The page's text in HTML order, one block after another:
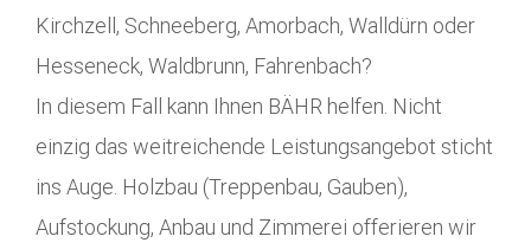
Kirchzell, Schneeberg, Amorbach, Walldürn oder
Hesseneck, Waldbrunn, Fahrenbach?
In diesem Fall kann Ihnen BÄHR helfen. Nicht
einzig das weitreichende Leistungsangebot sticht
ins Auge. Holzbau (Treppenbau, Gauben),
Aufstockung, Anbau und Zimmerei offerieren wir